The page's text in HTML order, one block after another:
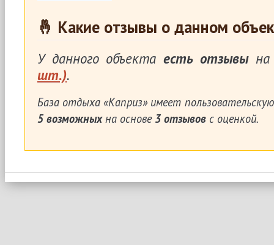
🤞 Какие отзывы о данном
У данного объекта есть отзывына
шт.).
База отдыха «Каприз»имеет
5 возможныхна основе 3 отзывов с оценкой.